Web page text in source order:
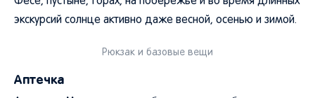
экскурсий солнце активно даже весной, осенью и зимой.